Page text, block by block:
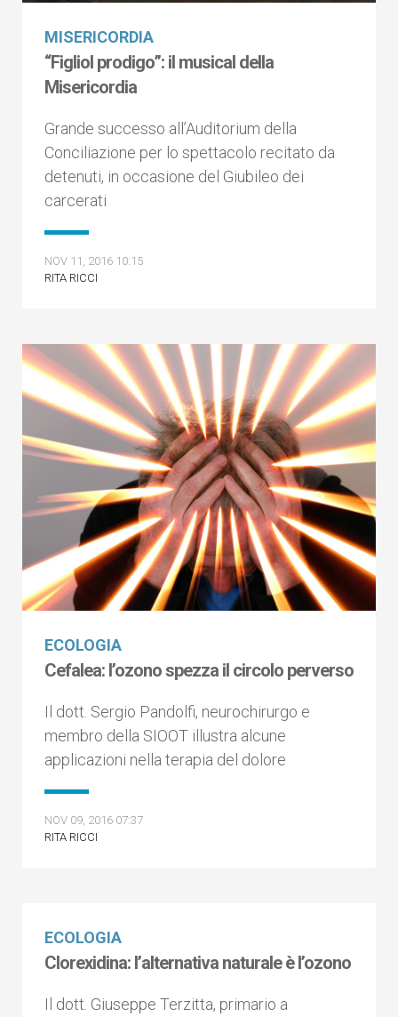
MISERICORDIA
“Figliol prodigo”: il musical della
Misericordia
Grande successo all’Auditorium della
Conciliazione per lo spettacolo recitato da
detenuti, in occasione del Giubileo dei
carcerati
NOV 11, 2016 10:15
RITA RICCI
ECOLOGIA
Cefalea: l’ozono spezza il circolo perverso
Il dott. Sergio Pandolfi, neurochirurgo e
membro della SIOOT illustra alcune
applicazioni nella terapia del dolore
NOV 09, 2016 07:37
RITA RICCI
ECOLOGIA
Clorexidina: l’alternativa naturale è l’ozono
Il dott. Giuseppe Terzitta, primario a